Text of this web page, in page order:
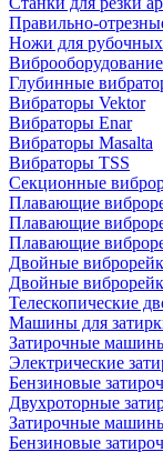
Правильно-
Ножи для рубочных
Глубинные
Вибраторы Vektor
Вибраторы Enar
Вибраторы Masalta
Вибраторы TSS
Секционные
Плавающие
Плавающие
Плавающие
Двойные
Двойные
Телескопические
Машины для
Затирочные
Электрические
Бензиновые
Двухроторные
Затирочные
Бензиновые